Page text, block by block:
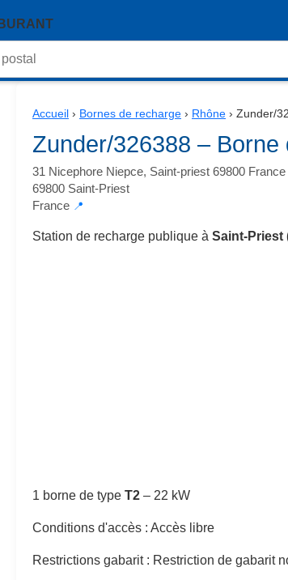
Accueil › Bornes de recharge › Rhône › Zunder/
Zunder/326388 –
31 Nicephore Niepce, Saint-priest 69800 France
69800 Saint-Priest
France 📍
Station de recharge publique à Saint-Priest
1 borne de type T2 – 22 kW
Conditions d'accès : Accès libre
Restrictions gabarit : Restriction de gabarit